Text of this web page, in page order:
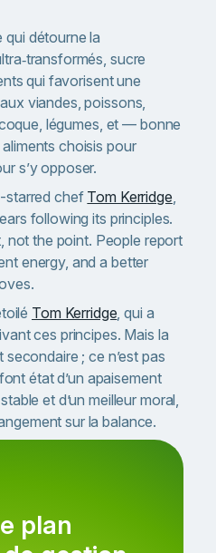
qui détourne la
sucre
qui favorisent une
viandes, poissons,
légumes, et — bonne
choisis pour
s’y opposer.
starred chef Tom Kerridge,
following its principles.
not the point. People report
energy, and a better
Tom Kerridge, qui a
ces principes. Mais la
secondaire ; ce n’est pas
état d’un apaisement
et d’un meilleur moral,
sur la balance.
plan